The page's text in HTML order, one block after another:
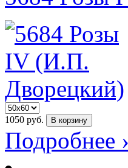
1050 руб. В корзину
Подробнее ›